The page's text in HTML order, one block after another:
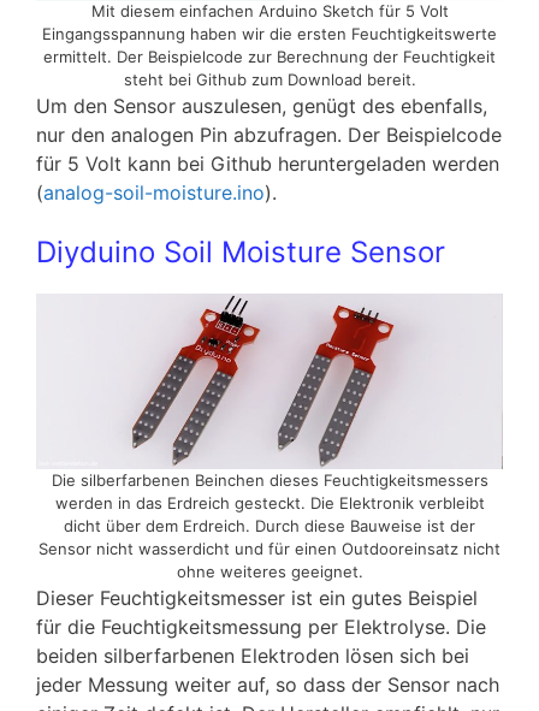
Mit diesem einfachen Arduino Sketch für 5 Volt
Eingangsspannung haben wir die ersten Feuchtigkeitswerte
ermittelt. Der Beispielcode zur Berechnung der Feuchtigkeit
steht bei Github zum Download bereit.
Um den Sensor auszulesen, genügt des ebenfalls,
nur den analogen Pin abzufragen. Der Beispielcode
für 5 Volt kann bei Github heruntergeladen werden
(analog-soil-moisture.ino).
Diyduino Soil Moisture Sensor
Die silberfarbenen Beinchen dieses Feuchtigkeitsmessers
werden in das Erdreich gesteckt. Die Elektronik verbleibt
dicht über dem Erdreich. Durch diese Bauweise ist der
Sensor nicht wasserdicht und für einen Outdooreinsatz nicht
ohne weiteres geeignet.
Dieser Feuchtigkeitsmesser ist ein gutes Beispiel
für die Feuchtigkeitsmessung per Elektrolyse. Die
beiden silberfarbenen Elektroden lösen sich bei
jeder Messung weiter auf, so dass der Sensor nach